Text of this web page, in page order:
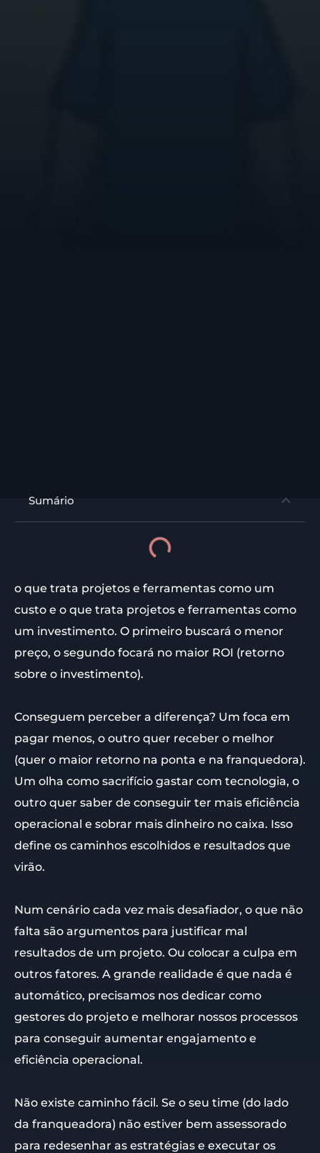
Sumário
o que trata projetos e ferramentas como um
custo e o que trata projetos e ferramentas como
um investimento. O primeiro buscará o menor
preço, o segundo focará no maior ROI (retorno
sobre o investimento).
Conseguem perceber a diferença? Um foca em
pagar menos, o outro quer receber o melhor
(quer o maior retorno na ponta e na franquedora).
Um olha como sacrifício gastar com tecnologia, o
outro quer saber de conseguir ter mais eficiência
operacional e sobrar mais dinheiro no caixa. Isso
define os caminhos escolhidos e resultados que
virão.
Num cenário cada vez mais desafiador, o que não
falta são argumentos para justificar mal
resultados de um projeto. Ou colocar a culpa em
outros fatores. A grande realidade é que nada é
automático, precisamos nos dedicar como
gestores do projeto e melhorar nossos processos
para conseguir aumentar engajamento e
eficiência operacional.
Não existe caminho fácil. Se o seu time (do lado
da franqueadora) não estiver bem assessorado
para redesenhar as estratégias e executar os